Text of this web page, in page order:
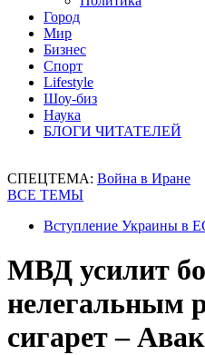
Город
Мир
Бизнес
Спорт
Lifestyle
Шоу-биз
Наука
БЛОГИ ЧИТАТЕЛЕЙ
СПЕЦТЕМА: Война в Иране
ВСЕ ТЕМЫ
Вступление Украины в
МВД усилит
нелегальным
сигарет –